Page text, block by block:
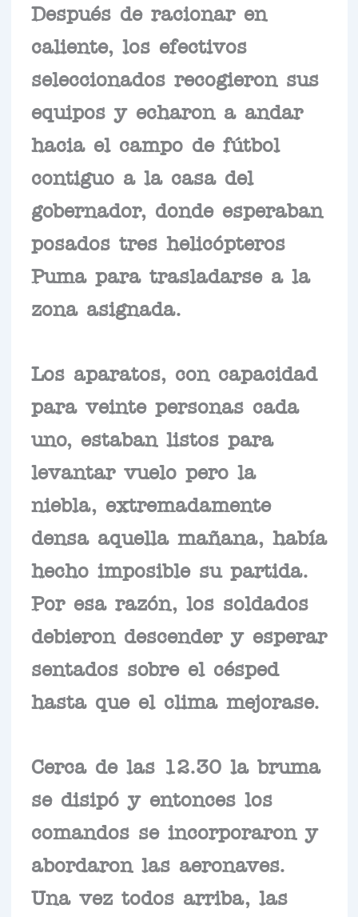
Después de racionar en
caliente, los efectivos
seleccionados recogieron sus
equipos y echaron a andar
hacia el campo de fútbol
contiguo a la casa del
gobernador, donde esperaban
posados tres helicópteros
Puma para trasladarse a la
zona asignada.
Los aparatos, con capacidad
para veinte personas cada
uno, estaban listos para
levantar vuelo pero la
niebla, extremadamente
densa aquella mañana, había
hecho imposible su partida.
Por esa razón, los soldados
debieron descender y esperar
sentados sobre el césped
hasta que el clima mejorase.
Cerca de las 12.30 la bruma
se disipó y entonces los
comandos se incorporaron y
abordaron las aeronaves.
Una vez todos arriba, las